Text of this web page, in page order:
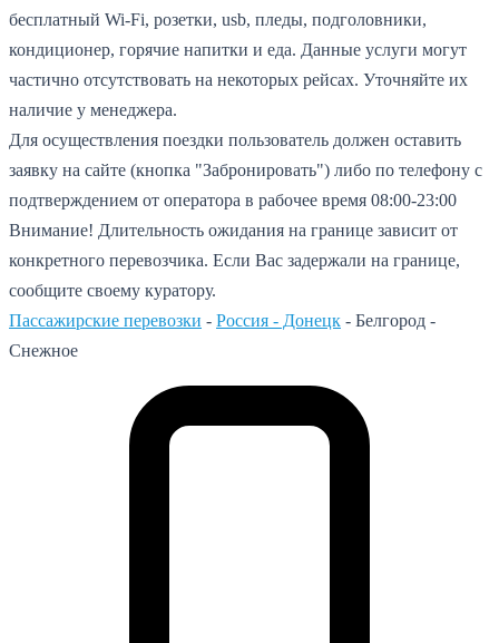
бесплатный Wi-Fi, розетки, usb, пледы, подголовники,
кондиционер, горячие напитки и еда. Данные услуги могут
частично отсутствовать на некоторых рейсах. Уточняйте их
наличие у менеджера.
Для осуществления поездки пользователь должен оставить
заявку на сайте (кнопка "Забронировать") либо по телефону с
подтверждением от оператора в рабочее время 08:00-23:00
Внимание! Длительность ожидания на границе зависит от
конкретного перевозчика. Если Вас задержали на границе,
сообщите своему куратору.
Пассажирские перевозки - Россия - Донецк - Белгород -
Снежное